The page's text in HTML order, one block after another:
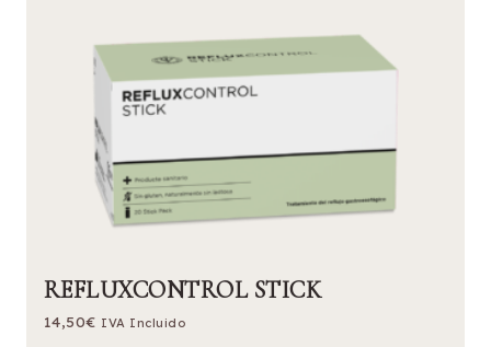
REFLUXCONTROL STICK
14,50€ IVA Incluido